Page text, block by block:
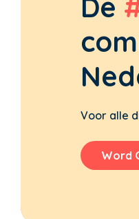
De
Voor alle
Word